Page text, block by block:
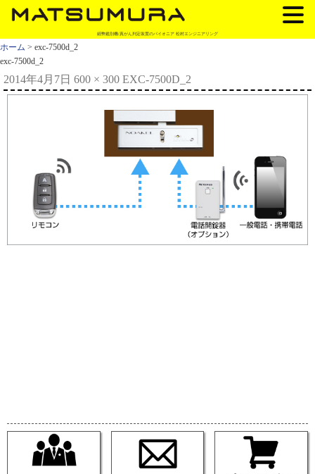
紙幣鑑別機/真がん判定装置のパイオニア 松村エンジニアリング
ホーム > exc-7500d_2
exc-7500d_2
2014年4月7日 600 × 300 EXC-7500D_2